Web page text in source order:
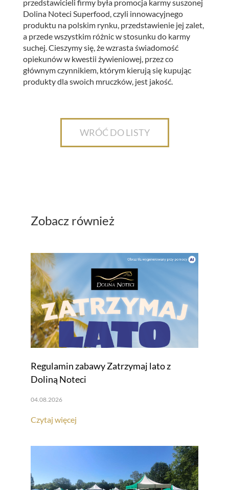
przedstawicieli firmy była promocja karmy suszonej
Dolina Noteci Superfood, czyli innowacyjnego
produktu na polskim rynku, przedstawienie jej zalet,
a przede wszystkim różnic w stosunku do karmy
suchej. Cieszymy się, że wzrasta świadomość
opiekunów w kwestii żywieniowej, przez co
głównym czynnikiem, którym kierują się kupując
produkty dla swoich mruczków, jest jakość.
WRÓĆ DO LISTY
Zobacz również
Regulamin zabawy Zatrzymaj lato z
Doliną Noteci
04.08.2026
Czytaj więcej